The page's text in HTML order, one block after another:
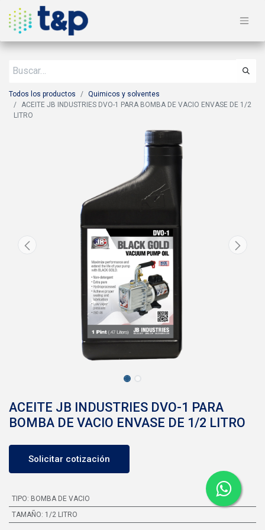
Todos los productos
Quimicos y solventes
ACEITE JB INDUSTRIES DVO-1 PARA BOMBA DE VACIO ENVASE DE 1/2
LITRO
ACEITE JB INDUSTRIES DVO-1 PARA
BOMBA DE VACIO ENVASE DE 1/2 LITRO
Solicitar cotización
TIPO: BOMBA DE VACIO
TAMAÑO: 1/2 LITRO